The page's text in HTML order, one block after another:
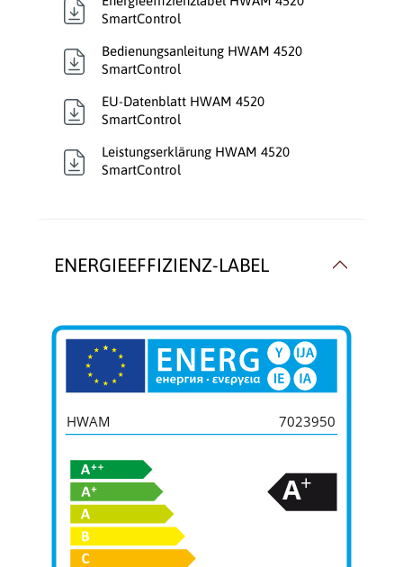
Wärmetransport:
SmartControl
Bedienungsanleitung HWAM 4520
SmartControl
EU-Datenblatt HWAM 4520
SmartControl
Leistungserklärung HWAM 4520
SmartControl
ENERGIEEFFIZIENZ-LABEL
HWAM 7023950
A+